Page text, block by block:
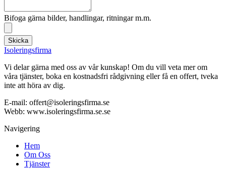
Bifoga gärna bilder, handlingar, ritningar m.m.
Skicka
Isoleringsfirma
Vi delar gärna med oss av vår kunskap! Om du vill veta mer om
våra tjänster, boka en kostnadsfri rådgivning eller få en offert, tveka
inte att höra av dig.
E-mail: offert@isoleringsfirma.se
Webb: www.isoleringsfirma.se.se
Navigering
Hem
Om Oss
Tjänster